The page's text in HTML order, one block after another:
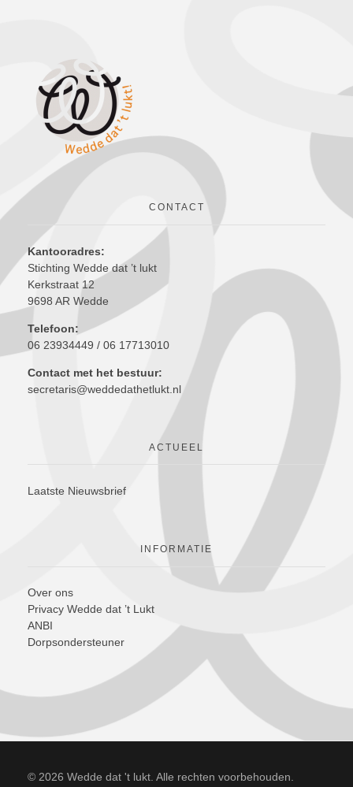
CONTACT
Kantooradres:
Stichting Wedde dat ’t lukt
Kerkstraat 12
9698 AR Wedde
Telefoon:
06 23934449 / 06 17713010
Contact met het bestuur:
secretaris@weddedathetlukt.nl
ACTUEEL
Laatste Nieuwsbrief
INFORMATIE
Over ons
Privacy Wedde dat ’t Lukt
ANBI
Dorpsondersteuner
© 2026 Wedde dat 't lukt. Alle rechten voorbehouden.